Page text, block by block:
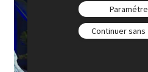
Continuer